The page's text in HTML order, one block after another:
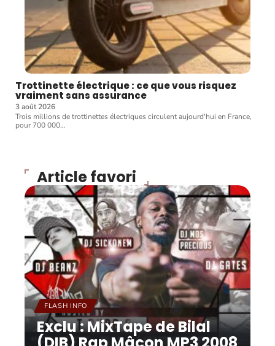
Trottinette électrique : ce que vous risquez
vraiment sans assurance
3 août 2026
Trois millions de trottinettes électriques circulent aujourd'hui en France,
pour 700 000…
Article favori
FLASH INFO
Exclu : MixTape de Bilal